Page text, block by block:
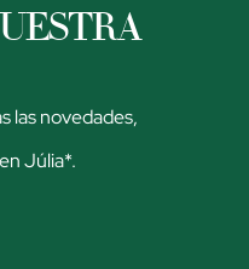
las novedades,
Júlia*.